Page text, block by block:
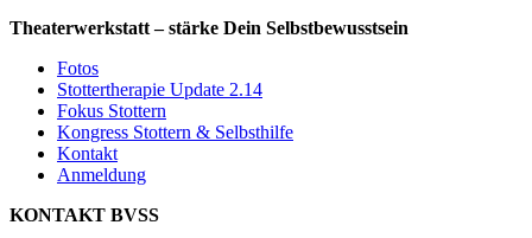
Theaterwerkstatt – stärke Dein Selbstbewusstsein
Fotos
Stottertherapie Update 2.14
Fokus Stottern
Kongress Stottern & Selbsthilfe
Kontakt
Anmeldung
KONTAKT BVSS